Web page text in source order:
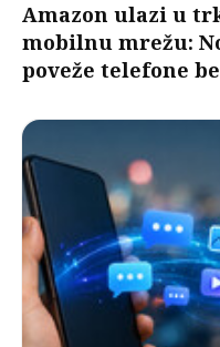
Amazon ulazi u
mobilnu mrežu:
poveže telefone